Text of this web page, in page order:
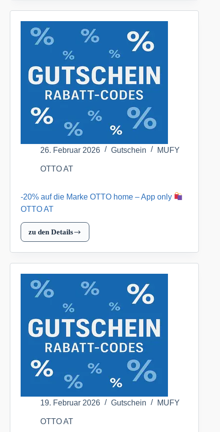
für
Kinder
OTTO
AT
26. Februar 2026 Gutschein MUFY
OTTO AT
-20% auf die Marke OTTO home – App only
OTTO AT
zu den Details
Marke
App
only
OTTO
19. Februar 2026 Gutschein MUFY
OTTO AT